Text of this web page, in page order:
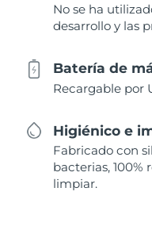
No se ha
desarrollo y las
Batería de
Recargable por
Higiénico e
Fabricado con
bacterias, 100%
limpiar.